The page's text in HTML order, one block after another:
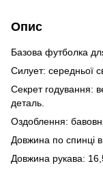
Опис
Базова футболка
Силует: середньої
Секрет годування:
деталь.
Оздоблення:
Довжина по спинці
Довжина рукава: